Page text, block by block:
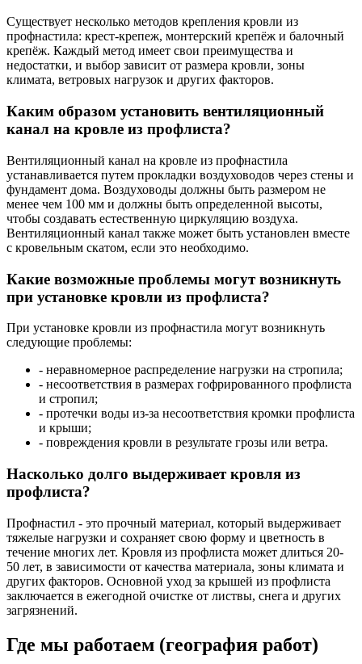
Существует несколько методов крепления кровли из
профнастила: крест-крепеж, монтерский крепёж и балочный
крепёж. Каждый метод имеет свои преимущества и
недостатки, и выбор зависит от размера кровли, зоны
климата, ветровых нагрузок и других факторов.
Каким образом установить вентиляционный
канал на кровле из профлиста?
Вентиляционный канал на кровле из профнастила
устанавливается путем прокладки воздуховодов через стены и
фундамент дома. Воздуховоды должны быть размером не
менее чем 100 мм и должны быть определенной высоты,
чтобы создавать естественную циркуляцию воздуха.
Вентиляционный канал также может быть установлен вместе
с кровельным скатом, если это необходимо.
Какие возможные проблемы могут возникнуть
при установке кровли из профлиста?
При установке кровли из профнастила могут возникнуть
следующие проблемы:
- неравномерное распределение нагрузки на стропила;
- несоответствия в размерах гофрированного профлиста
и стропил;
- протечки воды из-за несоответствия кромки профлиста
и крыши;
- повреждения кровли в результате грозы или ветра.
Насколько долго выдерживает кровля из
профлиста?
Профнастил - это прочный материал, который выдерживает
тяжелые нагрузки и сохраняет свою форму и цветность в
течение многих лет. Кровля из профлиста может длиться 20-
50 лет, в зависимости от качества материала, зоны климата и
других факторов. Основной уход за крышей из профлиста
заключается в ежегодной очистке от листвы, снега и других
загрязнений.
Где мы работаем (география работ)